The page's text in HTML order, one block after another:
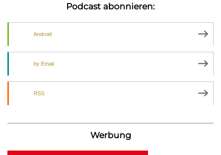
Podcast abonnieren:
Android
by Email
RSS
Werbung